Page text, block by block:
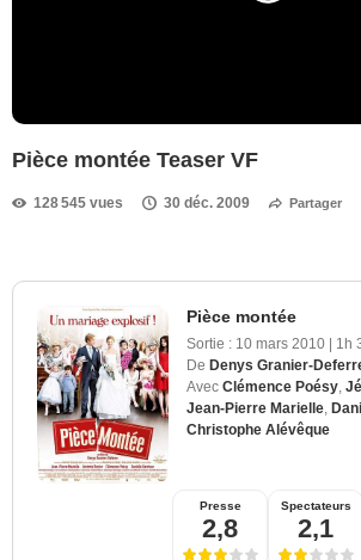
Pièce montée Teaser VF
128 545 vues 30 déc. 2009 Partager
Pièce montée
Sortie : 10 mars 2010 | 1h
De Denys Granier-
Avec Clémence Poésy
Jean-Pierre Marielle
Christophe Alévêque
Presse
2,8
Spectateurs
2,1